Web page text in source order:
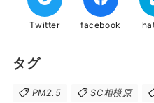
Twitter facebook
タグ
PM2.5 SC相模原